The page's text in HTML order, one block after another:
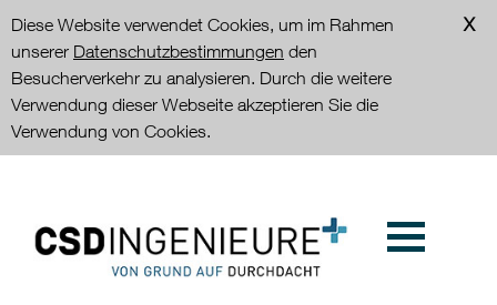
Diese Website verwendet Cookies, um im Rahmen
unserer Datenschutzbestimmungen den
Besucherverkehr zu analysieren. Durch die weitere
Verwendung dieser Webseite akzeptieren Sie die
Verwendung von Cookies.